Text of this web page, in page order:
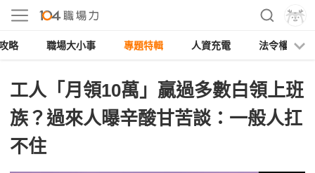
略 職場大小事 專題特輯 人資充電 法令權益
工人「月領10萬」贏過多數白領上班
族？過來人曝辛酸甘苦談：一般人扛
不住